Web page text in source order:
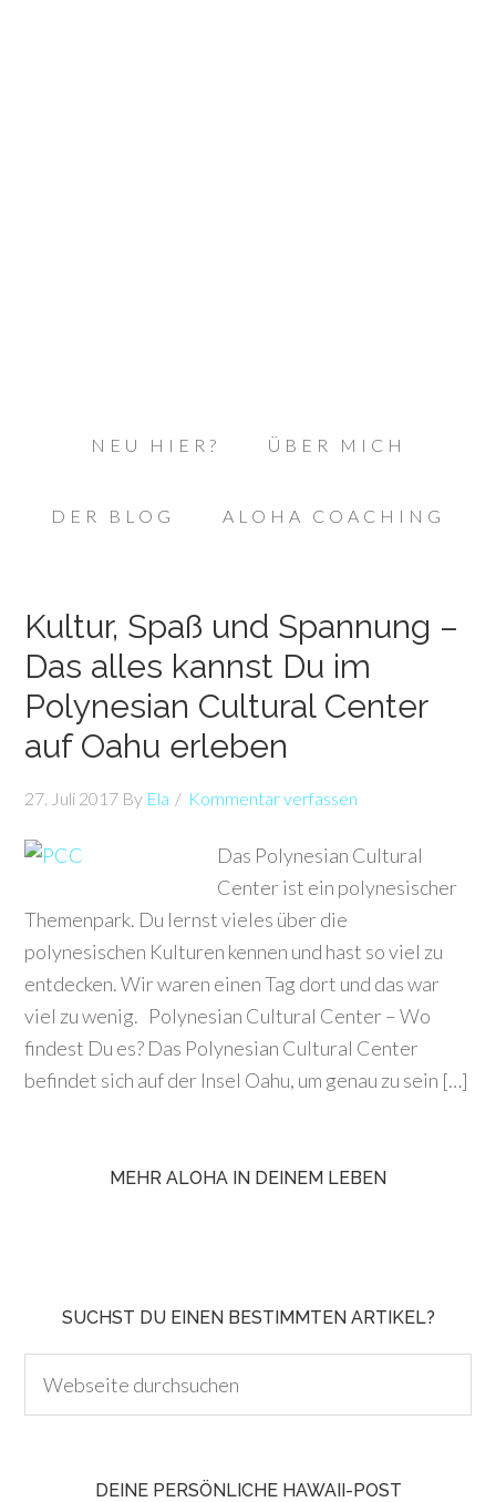
NEU HIER? ÜBER MICH
DER BLOG ALOHA COACHING
Kultur, Spaß und Spannung –
Das alles kannst Du im
Polynesian Cultural Center
auf Oahu erleben
27. Juli 2017 By Ela Kommentar verfassen
Das Polynesian Cultural
Center ist ein polynesischer
Themenpark. Du lernst vieles über die
polynesischen Kulturen kennen und hast so viel zu
entdecken. Wir waren einen Tag dort und das war
viel zu wenig. Polynesian Cultural Center – Wo
findest Du es? Das Polynesian Cultural Center
befindet sich auf der Insel Oahu, um genau zu sein […]
MEHR ALOHA IN DEINEM LEBEN
SUCHST DU EINEN BESTIMMTEN ARTIKEL?
DEINE PERSÖNLICHE HAWAII-POST